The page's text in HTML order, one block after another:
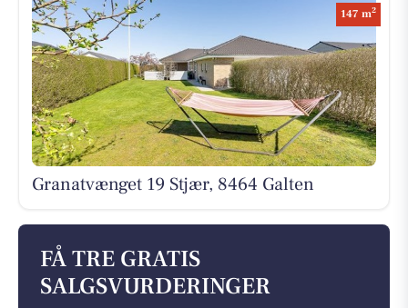
147 m2
Granatvænget 19 Stjær, 8464 Galten
FÅ TRE GRATIS
SALGSVURDERINGER